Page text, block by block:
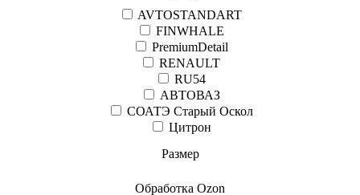
AVTOSTANDART
FINWHALE
PremiumDetail
RENAULT
RU54
АВТОВАЗ
СОАТЭ Старый Оскол
Цитрон
Размер
Обработка Ozon